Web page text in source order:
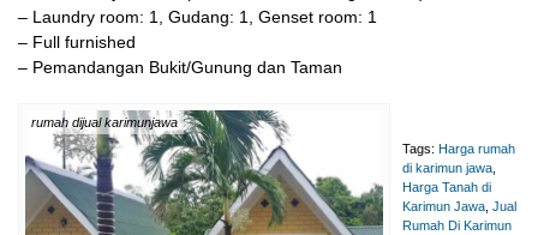
– Laundry room: 1, Gudang: 1, Genset room: 1
– Full furnished
– Pemandangan Bukit/Gunung dan Taman
rumah dijual karimunjawa
Tags: Harga rumah
di karimun jawa
Harga Tanah di
Karimun Jawa Jual
Rumah Di Karimun